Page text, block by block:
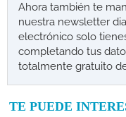
Ahora también te
nuestra newsletter
electrónico solo
completando tus
totalmente gratuito
TE PUEDE